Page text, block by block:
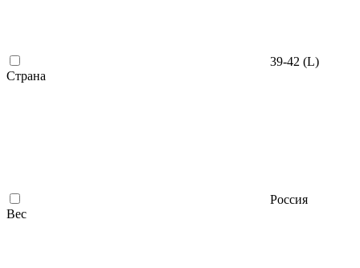
39-42 (L)
Страна
Россия
Вес